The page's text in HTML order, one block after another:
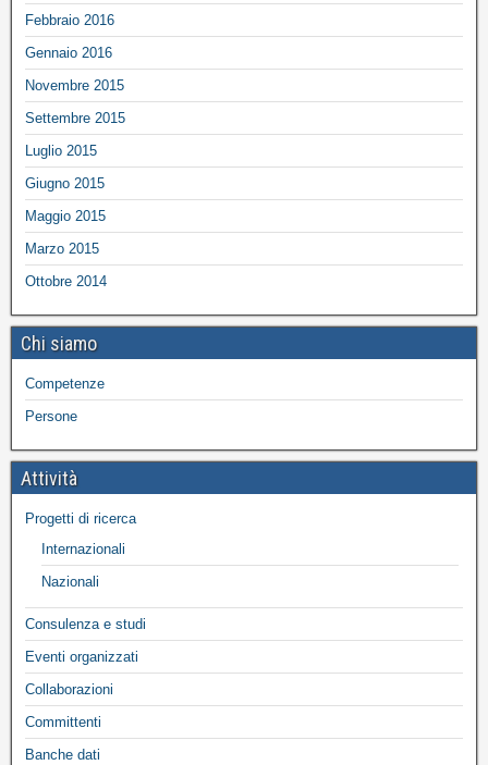
Febbraio 2016
Gennaio 2016
Novembre 2015
Settembre 2015
Luglio 2015
Giugno 2015
Maggio 2015
Marzo 2015
Ottobre 2014
Chi siamo
Competenze
Persone
Attività
Progetti di ricerca
Internazionali
Nazionali
Consulenza e studi
Eventi organizzati
Collaborazioni
Committenti
Banche dati